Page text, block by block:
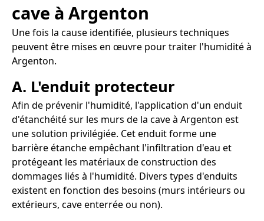
cave à Argenton
Une fois la cause identifiée, plusieurs techniques
peuvent être mises en œuvre pour traiter l'humidité à
Argenton.
A. L'enduit protecteur
Afin de prévenir l'humidité, l'application d'un enduit
d'étanchéité sur les murs de la cave à Argenton est
une solution privilégiée. Cet enduit forme une
barrière étanche empêchant l'infiltration d'eau et
protégeant les matériaux de construction des
dommages liés à l'humidité. Divers types d'enduits
existent en fonction des besoins (murs intérieurs ou
extérieurs, cave enterrée ou non).